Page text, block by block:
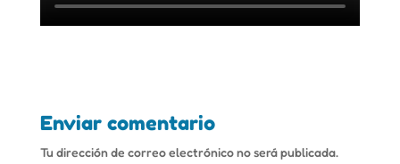
Enviar comentario
Tu dirección de correo electrónico no será publicada.